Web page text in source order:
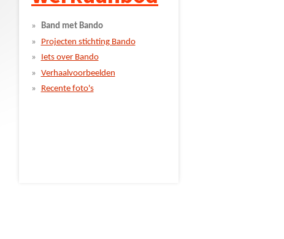
Band met Bando
Projecten stichting Bando
Iets over Bando
Verhaalvoorbeelden
Recente foto's